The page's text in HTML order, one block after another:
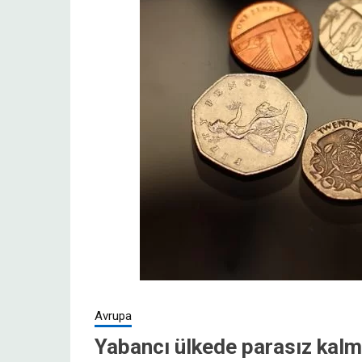
Avrupa
Yabancı ülkede parasız